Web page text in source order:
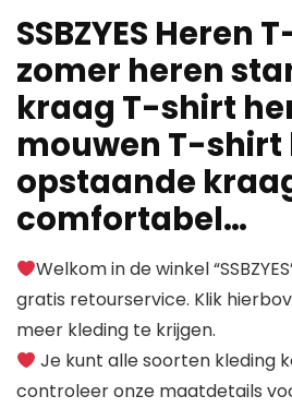
SSBZYES Heren
zomer heren
kraag T-shirt
mouwen T-shirt
opstaande
comfortabel…
Welkom in de winkel
gratis retourservice. Klik
meer kleding te krijgen.
Je kunt alle soorten kleding
controleer onze maatdetails